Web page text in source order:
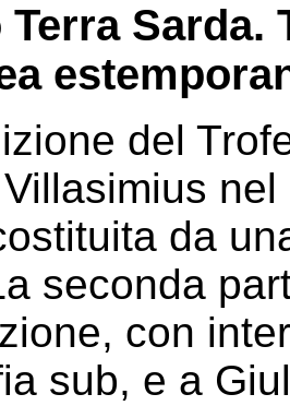
Terra
del
da
seconda
con
sub, e a